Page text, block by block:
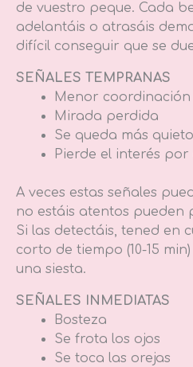
de vuestro peque. Cada
adelantáis o atrasáis
difícil conseguir que se
SEÑALES TEMPRANAS
Menor coordinación
Mirada perdida
Se queda más
Pierde el interés por
A veces estas señales
no estáis atentos pueden
Si las detectáis, tened en
corto de tiempo (10-15
una siesta.
SEÑALES INMEDIATAS
Bosteza
Se frota los ojos
Se toca las orejas